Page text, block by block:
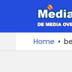
de
De
media
over
Home